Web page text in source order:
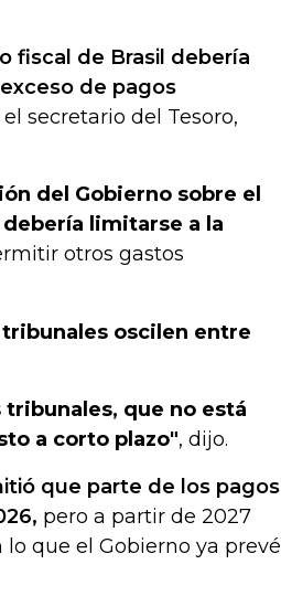
fiscal de Brasil debería
de pagos
secretario del Tesoro,
del Gobierno sobre el
limitarse a la
otros gastos
oscilen entre
que no está
a corto plazo", dijo.
que parte de los pagos
pero a partir de 2027
que el Gobierno ya prevé